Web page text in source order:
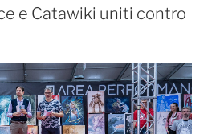
e Catawiki uniti contro